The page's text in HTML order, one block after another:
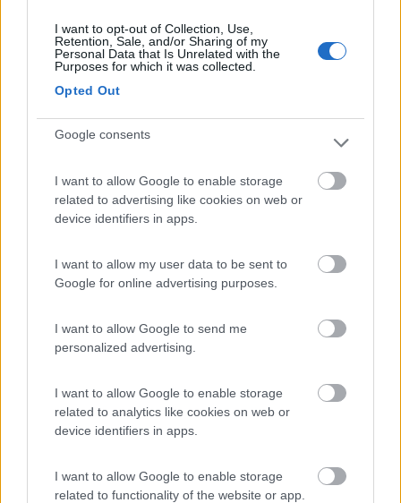
I want to opt-out of Collection, Use,
Retention, Sale, and/or Sharing of my
Personal Data that Is Unrelated with the
Purposes for which it was collected.
Opted Out
Google consents
I want to allow Google to enable storage
related to advertising like cookies on web or
device identifiers in apps.
I want to allow my user data to be sent to
Google for online advertising purposes.
I want to allow Google to send me
personalized advertising.
I want to allow Google to enable storage
related to analytics like cookies on web or
device identifiers in apps.
I want to allow Google to enable storage
related to functionality of the website or app.
lontano dalla ferrovia. Punto negativo è la piscina,
che nel prezzo del campeggio (nella media con
altre altre strutture), non è compresa e costa 4
euro al giorno anche per bambini di 2 anni. In più,
se vuoi usufruire dell'idromassaggio sono altri 2
euro così come la piccola palestra a bordo
Posizione Prezzo Servizi
verbatim 20/08/2016 15:32
Appena qualche metro di distanza dalla ferrovia,
con continui passaggi di treni. Campeggio non
curato.
Posizione
Segnalati nei dintorni